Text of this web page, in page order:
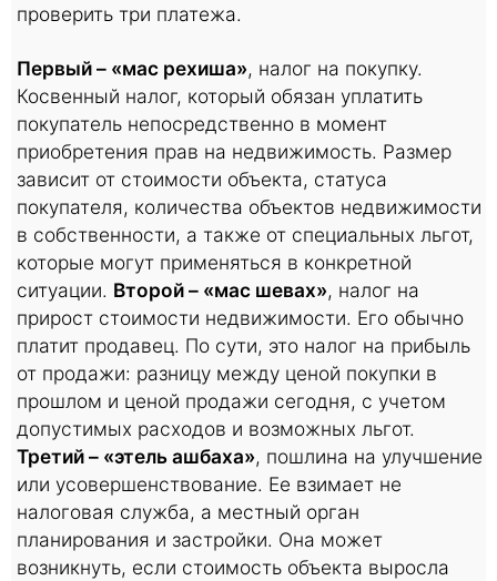
проверить три платежа.
Первый – «мас рехиша», налог на покупку.
Косвенный налог, который обязан уплатить
покупатель непосредственно в момент
приобретения прав на недвижимость. Размер
зависит от стоимости объекта, статуса
покупателя, количества объектов недвижимости
в собственности, а также от специальных льгот,
которые могут применяться в конкретной
ситуации. Второй – «мас шевах», налог на
прирост стоимости недвижимости. Его обычно
платит продавец. По сути, это налог на прибыль
от продажи: разницу между ценой покупки в
прошлом и ценой продажи сегодня, с учетом
допустимых расходов и возможных льгот.
Третий – «этель ашбаха», пошлина на улучшение
или усовершенствование. Ее взимает не
налоговая служба, а местный орган
планирования и застройки. Она может
возникнуть, если стоимость объекта выросла